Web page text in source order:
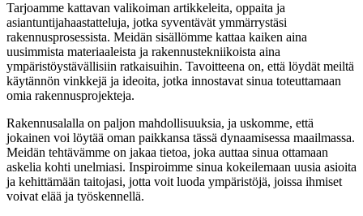
Tarjoamme kattavan valikoiman artikkeleita, oppaita ja
asiantuntijahaastatteluja, jotka syventävät ymmärrystäsi
rakennusprosessista. Meidän sisällömme kattaa kaiken aina
uusimmista materiaaleista ja rakennustekniikoista aina
ympäristöystävällisiin ratkaisuihin. Tavoitteena on, että löydät meiltä
käytännön vinkkejä ja ideoita, jotka innostavat sinua toteuttamaan
omia rakennusprojekteja.
Rakennusalalla on paljon mahdollisuuksia, ja uskomme, että
jokainen voi löytää oman paikkansa tässä dynaamisessa maailmassa.
Meidän tehtävämme on jakaa tietoa, joka auttaa sinua ottamaan
askelia kohti unelmiasi. Inspiroimme sinua kokeilemaan uusia asioita
ja kehittämään taitojasi, jotta voit luoda ympäristöjä, joissa ihmiset
voivat elää ja työskennellä.